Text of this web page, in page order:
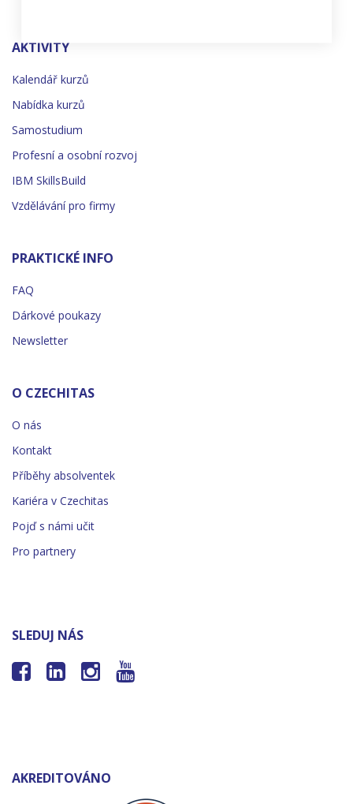
AKTIVITY
Kalendář kurzů
Nabídka kurzů
Samostudium
Profesní a osobní rozvoj
IBM SkillsBuild
Vzdělávání pro firmy
PRAKTICKÉ INFO
FAQ
Dárkové poukazy
Newsletter
O CZECHITAS
O nás
Kontakt
Příběhy absolventek
Kariéra v Czechitas
Pojď s námi učit
Pro partnery
SLEDUJ NÁS
   
AKREDITOVÁNO